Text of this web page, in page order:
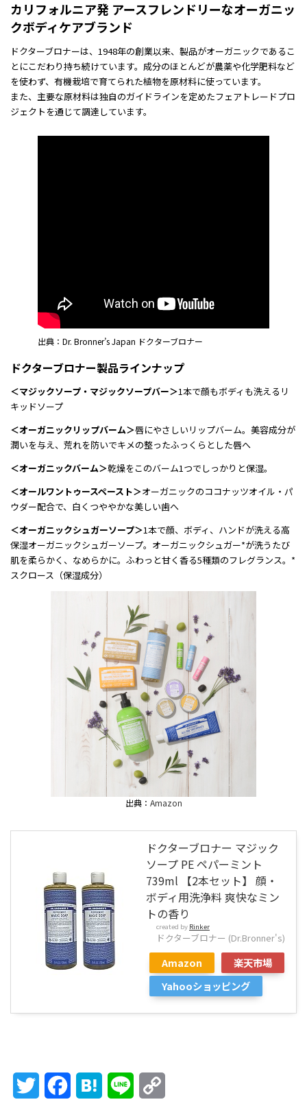
カリフォルニア発 アースフレンドリーなオーガニッ
クボディケアブランド
ドクターブロナーは、1948年の創業以来、製品がオーガニックであるこ
とにこだわり持ち続けています。成分のほとんどが農薬や化学肥料など
を使わず、有機栽培で育てられた植物を原材料に使っています。
また、主要な原材料は独自のガイドラインを定めたフェアトレードプロ
ジェクトを通じて調達しています。
出典：Dr. Bronner’s Japan ドクターブロナー
ドクターブロナー製品ラインナップ
＜マジックソープ・マジックソープバー＞1本で顔もボディも洗えるリ
キッドソープ
＜オーガニックリップバーム＞唇にやさしいリップバーム。美容成分が
潤いを与え、荒れを防いでキメの整ったふっくらとした唇へ
＜オーガニックバーム＞乾燥をこのバーム1つでしっかりと保湿。
＜オールワントゥースペースト＞オーガニックのココナッツオイル・パ
ウダー配合で、白くつややかな美しい歯へ
＜オーガニックシュガーソープ＞1本で顔、ボディ、ハンドが洗える高
保湿オーガニックシュガーソープ。オーガニックシュガー*が洗うたび
肌を柔らかく、なめらかに。ふわっと甘く香る5種類のフレグランス。*
スクロース（保湿成分）
出典： Amazon
ドクターブロナー マジック
ソープ PE ペパーミント
739ml 【2本セット】 顔・
ボディ用洗浄料 爽快なミン
トの香り
created by Rinker
ドクターブロナー (Dr.Bronner's)
Amazon
楽天市場
Yahooショッピング
Twitter FacebookHatena Line